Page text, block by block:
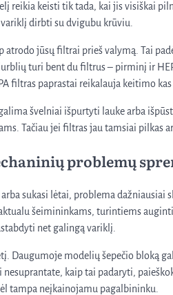
reikia keisti tik tada, kai jis visiškai
dirbti su dvigubu krūviu.
jūsų filtrai prieš valymą. Tai
turi bent du filtrus – pirminį ir
filtras paprastai reikalauja keitimo kas
švelniai išpurtyti lauke arba
Tačiau jei filtras jau tamsiai pilkas
problemų
sukasi lėtai, problema dažniausiai
šeimininkams, turintiems
net galingą variklį.
Daugumoje modelių šepečio bloką
kaip tai padaryti,
tampa neįkainojamu pagalbininku.